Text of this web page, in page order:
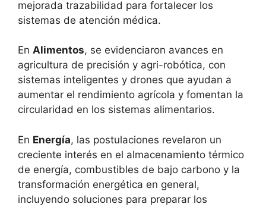
mejorada trazabilidad para fortalecer los
sistemas de atención médica.
En Alimentos, se evidenciaron avances en
agricultura de precisión y agri-robótica, con
sistemas inteligentes y drones que ayudan a
aumentar el rendimiento agrícola y fomentan la
circularidad en los sistemas alimentarios.
En Energía, las postulaciones revelaron un
creciente interés en el almacenamiento térmico
de energía, combustibles de bajo carbono y la
transformación energética en general,
incluyendo soluciones para preparar los